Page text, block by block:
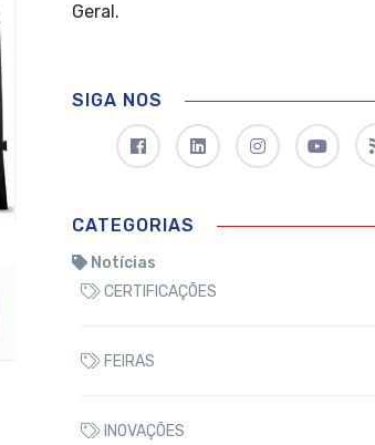
Geral.
SIGA NOS
CATEGORIAS
Notícias
CERTIFICAÇÕES
FEIRAS
INOVAÇÕES